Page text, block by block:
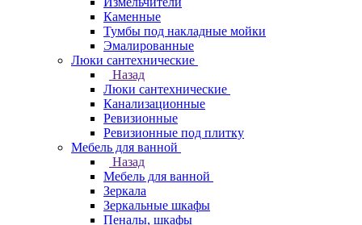
Каменные
Тумбы под накладные мойки
Эмалированные
Люки сантехнические
Назад
Люки сантехнические
Канализационные
Ревизионные
Ревизионные под плитку
Мебель для ванной
Назад
Мебель для ванной
Зеркала
Зеркальные шкафы
Пеналы, шкафы